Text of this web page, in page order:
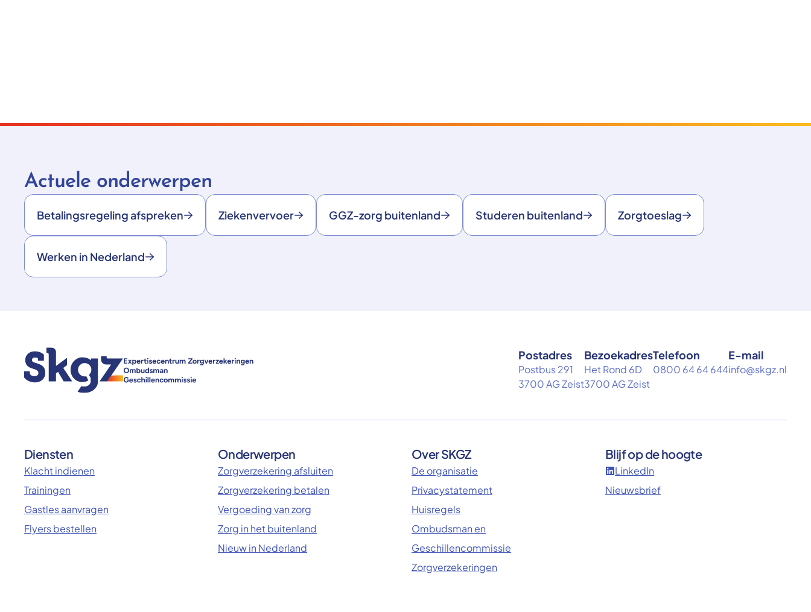
Actuele onderwerpen
Betalingsregeling afspreken Ziekenvervoer GGZ-zorg buitenland Studeren buitenland Zorgtoeslag
Werken in Nederland
Postadres
Postbus 291
3700 AG Zeist
Bezoekadres
Het Rond 6D
3700 AG Zeist
Telefoon
0800 64 64 644
E-mail
info@skgz.nl
Diensten
Klacht indienen
Trainingen
Gastles aanvragen
Flyers bestellen
Onderwerpen
Zorgverzekering afsluiten
Zorgverzekering betalen
Vergoeding van zorg
Zorg in het buitenland
Nieuw in Nederland
Over SKGZ
De organisatie
Privacystatement
Huisregels
Ombudsman en
Geschillencommissie
Zorgverzekeringen
Blijf op de hoogte
LinkedIn
Nieuwsbrief